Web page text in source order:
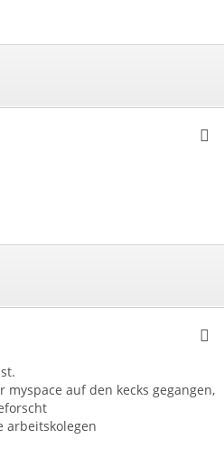
auf den kecks gegangen,
arbeitskolegen